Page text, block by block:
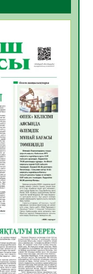
иммундау
45
41
40
етті
54
–